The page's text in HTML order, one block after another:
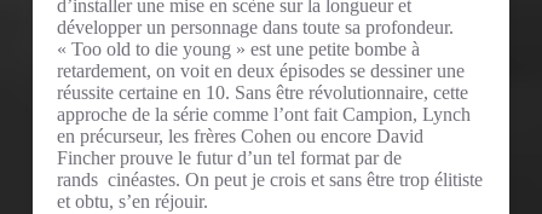
d’installer une mise en scène sur la longueur et
développer un personnage dans toute sa profondeur.
« Too old to die young » est une petite bombe à
retardement, on voit en deux épisodes se dessiner une
réussite certaine en 10. Sans être révolutionnaire, cette
approche de la série comme l’ont fait Campion, Lynch
en précurseur, les frères Cohen ou encore David
Fincher prouve le futur d’un tel format par de
rands cinéastes. On peut je crois et sans être trop élitiste
et obtu, s’en réjouir.